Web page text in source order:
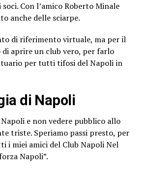
Con l’amico Roberto Minale
anche delle sciarpe.
di riferimento virtuale, ma per il
aprire un club vero, per farlo
per tutti tifosi del Napoli in
di Napoli
Napoli e non vedere pubblico allo
triste. Speriamo passi presto, per
i miei amici del Club Napoli Nel
Napoli”.